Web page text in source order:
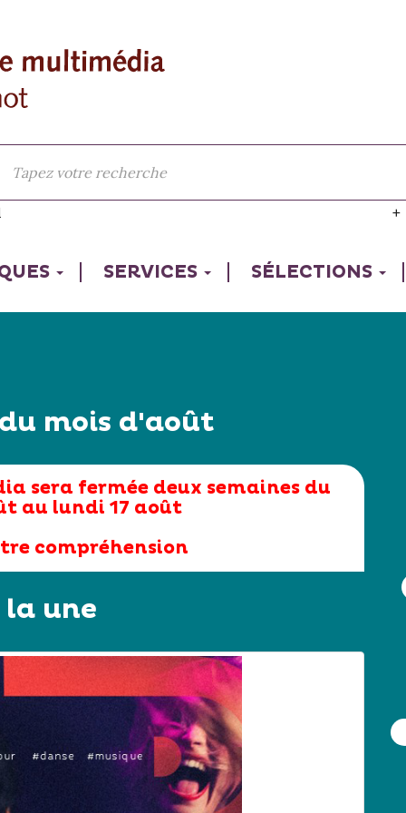
SERVICES SÉLECTIONS
mois d'août
sera fermée deux semaines du
au lundi 17 août
compréhension
la une